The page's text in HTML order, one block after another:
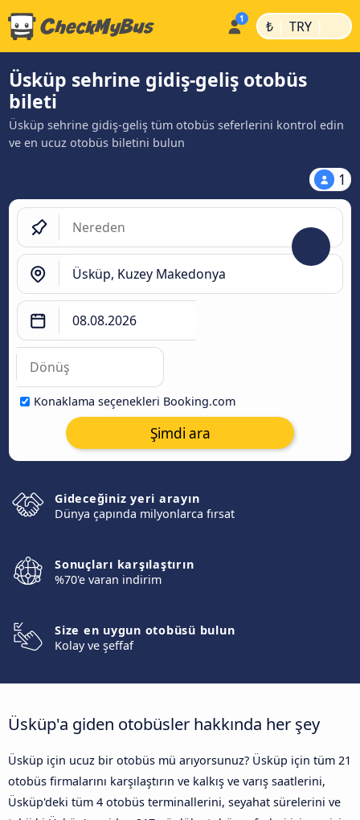
₺ | TRY |
Üsküp sehrine gidiş-geliş otobüs
bileti
Üsküp sehrine gidiş-geliş tüm otobüs seferlerini kontrol edin
ve en ucuz otobüs biletini bulun
1
Konaklama seçenekleri Booking.com
Şimdi ara
Gideceğiniz yeri arayın
Dünya çapında milyonlarca fırsat
Sonuçları karşılaştırın
%70'e varan indirim
Size en uygun otobüsü bulun
Kolay ve şeffaf
Üsküp'a giden otobüsler hakkında her şey
Üsküp için ucuz bir otobüs mü arıyorsunuz? Üsküp için tüm 21
otobüs firmalarını karşılaştırın ve kalkış ve varış saatlerini,
Üsküp'deki tüm 4 otobüs terminallerini, seyahat sürelerini ve